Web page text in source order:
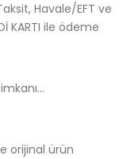
Havale/EFT ve
KARTI ile ödeme
orijinal ürün